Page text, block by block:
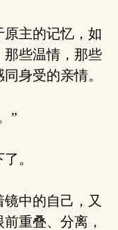
主的记忆，如
那些温情，那些
身受的亲情。
”
。
中的自己，又
重叠、分离，